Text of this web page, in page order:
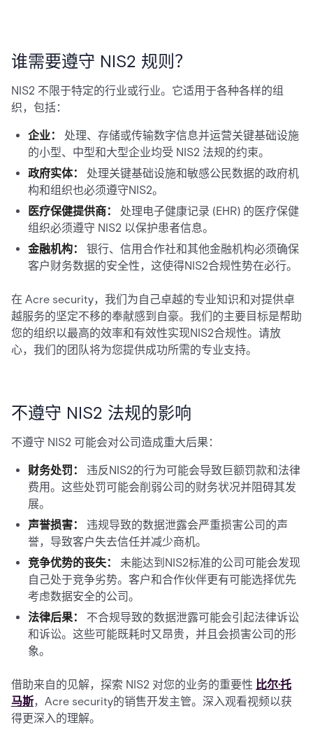
谁需要遵守 NIS2 规则？
NIS2 不限于特定的行业或行业。它适用于各种各样的组
织，包括：
企业： 处理、存储或传输数字信息并运营关键基础设施
的小型、中型和大型企业均受 NIS2 法规的约束。
政府实体： 处理关键基础设施和敏感公民数据的政府机
构和组织也必须遵守NIS2。
医疗保健提供商： 处理电子健康记录 (EHR) 的医疗保健
组织必须遵守 NIS2 以保护患者信息。
金融机构： 银行、信用合作社和其他金融机构必须确保
客户财务数据的安全性，这使得NIS2合规性势在必行。
在 Acre security，我们为自己卓越的专业知识和对提供卓
越服务的坚定不移的奉献感到自豪。我们的主要目标是帮助
您的组织以最高的效率和有效性实现NIS2合规性。请放
心，我们的团队将为您提供成功所需的专业支持。
不遵守 NIS2 法规的影响
不遵守 NIS2 可能会对公司造成重大后果：
财务处罚： 违反NIS2的行为可能会导致巨额罚款和法律
费用。这些处罚可能会削弱公司的财务状况并阻碍其发
展。
声誉损害： 违规导致的数据泄露会严重损害公司的声
誉，导致客户失去信任并减少商机。
竞争优势的丧失： 未能达到NIS2标准的公司可能会发现
自己处于竞争劣势。客户和合作伙伴更有可能选择优先
考虑数据安全的公司。
法律后果：
不合规导致的数据泄露可能会引起法律诉讼
和诉讼。这些可能既耗时又昂贵，并且会损害公司的形
象。
借助来自的见解，探索 NIS2 对您的业务的重要性 比尔·托
马斯，Acre security的销售开发主管。深入观看视频以获
得更深入的理解。